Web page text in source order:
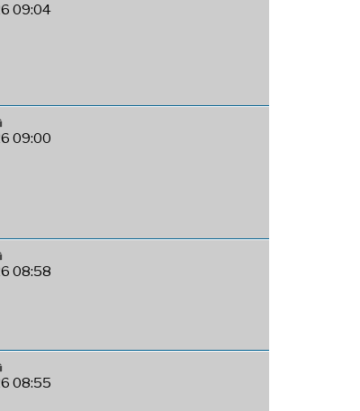
09:04
09:00
08:58
08:55